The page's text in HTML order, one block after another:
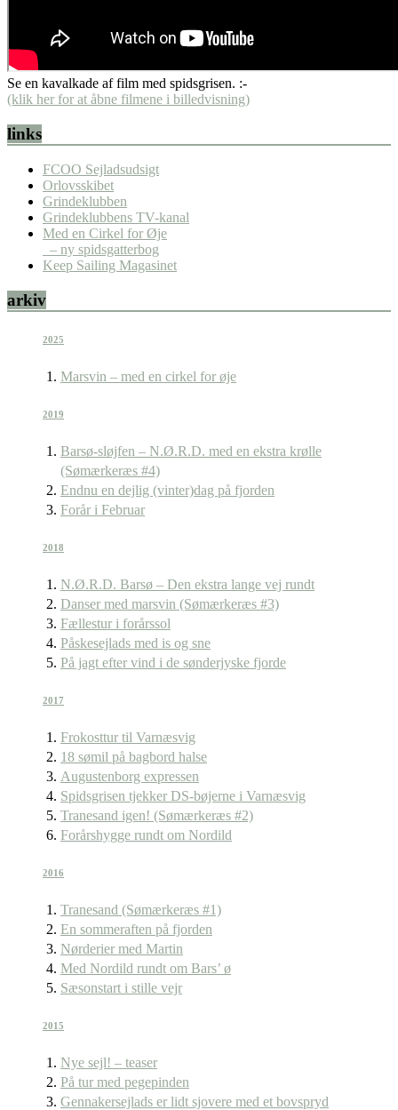
Se en kavalkade af film med spidsgrisen. :-
(klik her for at åbne filmene i billedvisning)
links
FCOO Sejladsudsigt
Orlovsskibet
Grindeklubben
Grindeklubbens TV-kanal
Med en Cirkel for Øje
– ny spidsgatterbog
Keep Sailing Magasinet
arkiv
2025
Marsvin – med en cirkel for øje
2019
Barsø-sløjfen – N.Ø.R.D. med en ekstra krølle
(Sømærkeræs #4)
Endnu en dejlig (vinter)dag på fjorden
Forår i Februar
2018
N.Ø.R.D. Barsø – Den ekstra lange vej rundt
Danser med marsvin (Sømærkeræs #3)
Fællestur i forårssol
Påskesejlads med is og sne
På jagt efter vind i de sønderjyske fjorde
2017
Frokosttur til Varnæsvig
18 sømil på bagbord halse
Augustenborg expressen
Spidsgrisen tjekker DS-bøjerne i Varnæsvig
Tranesand igen! (Sømærkeræs #2)
Forårshygge rundt om Nordild
2016
Tranesand (Sømærkeræs #1)
En sommeraften på fjorden
Nørderier med Martin
Med Nordild rundt om Bars’ ø
Sæsonstart i stille vejr
2015
Nye sejl! – teaser
På tur med pegepinden
Gennakersejlads er lidt sjovere med et bovspryd